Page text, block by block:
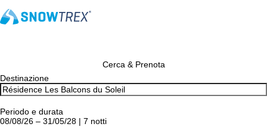
Cerca & Prenota
Destinazione
Periodo e durata
08/08/26 – 31/05/28 | 7 notti